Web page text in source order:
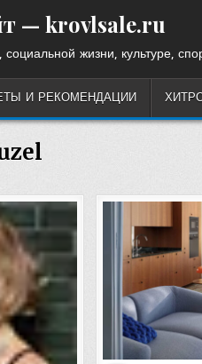
— krovlsale.ru
жизни, культуре,
И РЕКОМЕНДАЦИИ